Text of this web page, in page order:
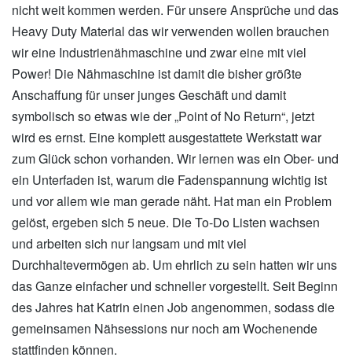
nicht weit kommen werden. Für unsere Ansprüche und das
Heavy Duty Material das wir verwenden wollen brauchen
wir eine Industrienähmaschine und zwar eine mit viel
Power! Die Nähmaschine ist damit die bisher größte
Anschaffung für unser junges Geschäft und damit
symbolisch so etwas wie der „Point of No Return“, jetzt
wird es ernst. Eine komplett ausgestattete Werkstatt war
zum Glück schon vorhanden. Wir lernen was ein Ober- und
ein Unterfaden ist, warum die Fadenspannung wichtig ist
und vor allem wie man gerade näht. Hat man ein Problem
gelöst, ergeben sich 5 neue. Die To-Do Listen wachsen
und arbeiten sich nur langsam und mit viel
Durchhaltevermögen ab. Um ehrlich zu sein hatten wir uns
das Ganze einfacher und schneller vorgestellt. Seit Beginn
des Jahres hat Katrin einen Job angenommen, sodass die
gemeinsamen Nähsessions nur noch am Wochenende
stattfinden können.